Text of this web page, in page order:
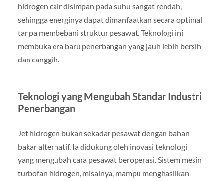
hidrogen cair disimpan pada suhu sangat rendah,
sehingga energinya dapat dimanfaatkan secara optimal
tanpa membebani struktur pesawat. Teknologi ini
membuka era baru penerbangan yang jauh lebih bersih
dan canggih.
Teknologi yang Mengubah Standar Industri
Penerbangan
Jet hidrogen bukan sekadar pesawat dengan bahan
bakar alternatif. Ia didukung oleh inovasi teknologi
yang mengubah cara pesawat beroperasi. Sistem mesin
turbofan hidrogen, misalnya, mampu menghasilkan